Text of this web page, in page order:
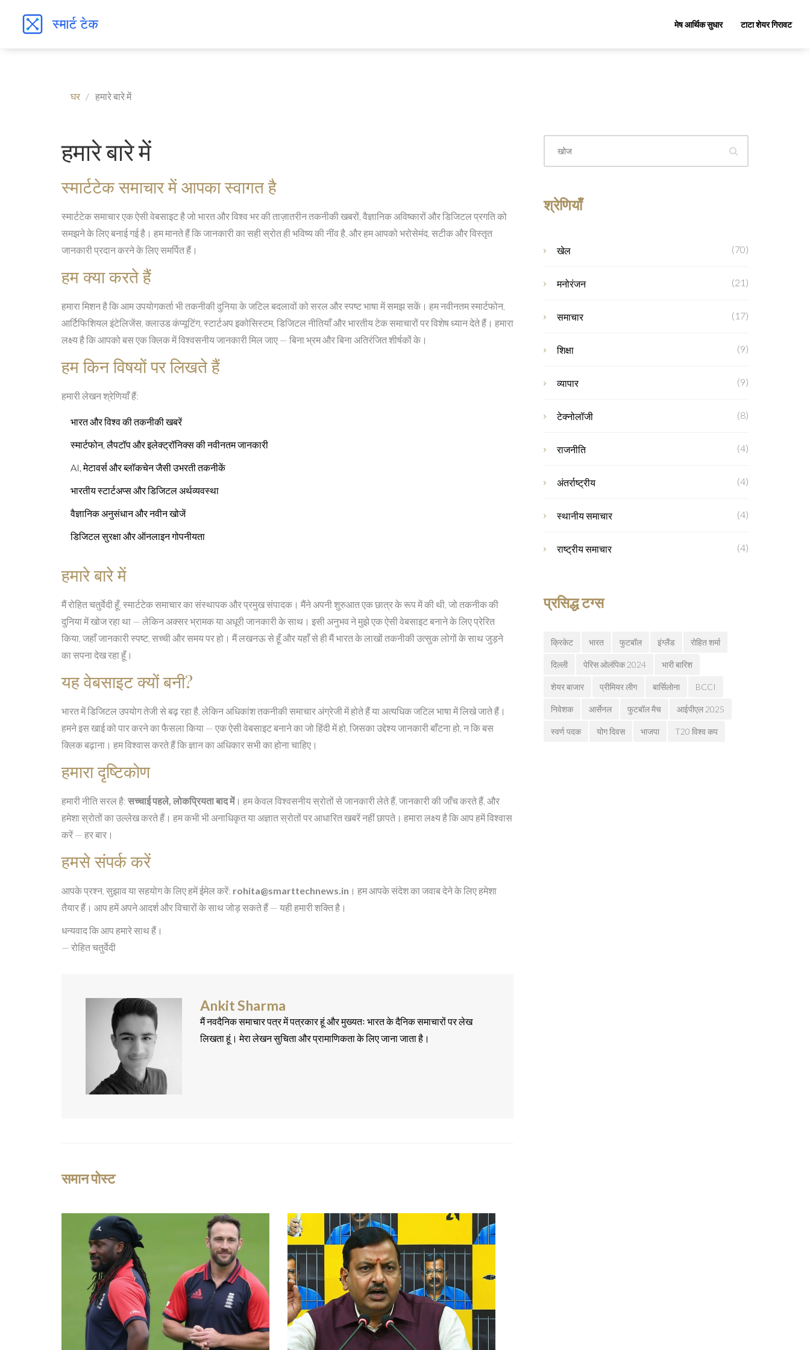
मेष आर्थिक सुधार टाटा शेयर गिरावट
घर हमारे बारे में
हमारे बारे में
स्मार्टटेक समाचार में आपका स्वागत है
स्मार्टटेक समाचार एक ऐसी वेबसाइट है जो भारत और विश्व भर की ताज़ातरीन तकनीकी खबरों, वैज्ञानिक अविष्कारों और डिजिटल प्रगति को
समझने के लिए बनाई गई है। हम मानते हैं कि जानकारी का सही स्रोत ही भविष्य की नींव है, और हम आपको भरोसेमंद, सटीक और विस्तृत
जानकारी प्रदान करने के लिए समर्पित हैं।
हम क्या करते हैं
हमारा मिशन है कि आम उपयोगकर्ता भी तकनीकी दुनिया के जटिल बदलावों को सरल और स्पष्ट भाषा में समझ सकें। हम नवीनतम स्मार्टफोन,
आर्टिफिशियल इंटेलिजेंस, क्लाउड कंप्यूटिंग, स्टार्टअप इकोसिस्टम, डिजिटल नीतियाँ और भारतीय टेक समाचारों पर विशेष ध्यान देते हैं। हमारा
लक्ष्य है कि आपको बस एक क्लिक में विश्वसनीय जानकारी मिल जाए — बिना भ्रम और बिना अतिरंजित शीर्षकों के।
हम किन विषयों पर लिखते हैं
हमारी लेखन श्रेणियाँ हैं:
भारत और विश्व की तकनीकी खबरें
स्मार्टफोन, लैपटॉप और इलेक्ट्रॉनिक्स की नवीनतम जानकारी
AI, मेटावर्स और ब्लॉकचेन जैसी उभरती तकनीकें
भारतीय स्टार्टअप्स और डिजिटल अर्थव्यवस्था
वैज्ञानिक अनुसंधान और नवीन खोजें
डिजिटल सुरक्षा और ऑनलाइन गोपनीयता
हमारे बारे में
मैं रोहित चतुर्वेदी हूँ, स्मार्टटेक समाचार का संस्थापक और प्रमुख संपादक। मैंने अपनी शुरुआत एक छात्र के रूप में की थी, जो तकनीक की
दुनिया में खोज रहा था — लेकिन अक्सर भ्रामक या अधूरी जानकारी के साथ। इसी अनुभव ने मुझे एक ऐसी वेबसाइट बनाने के लिए प्रेरित
किया, जहाँ जानकारी स्पष्ट, सच्ची और समय पर हो। मैं लखनऊ से हूँ और यहाँ से ही मैं भारत के लाखों तकनीकी उत्सुक लोगों के साथ जुड़ने
का सपना देख रहा हूँ।
यह वेबसाइट क्यों बनी?
भारत में डिजिटल उपयोग तेजी से बढ़ रहा है, लेकिन अधिकांश तकनीकी समाचार अंग्रेजी में होते हैं या अत्यधिक जटिल भाषा में लिखे जाते हैं।
हमने इस खाई को पार करने का फैसला किया — एक ऐसी वेबसाइट बनाने का जो हिंदी में हो, जिसका उद्देश्य जानकारी बाँटना हो, न कि बस
क्लिक बढ़ाना। हम विश्वास करते हैं कि ज्ञान का अधिकार सभी का होना चाहिए।
हमारा दृष्टिकोण
हमारी नीति सरल है: सच्चाई पहले, लोकप्रियता बाद में। हम केवल विश्वसनीय स्रोतों से जानकारी लेते हैं, जानकारी की जाँच करते हैं, और
हमेशा स्रोतों का उल्लेख करते हैं। हम कभी भी अनाधिकृत या अज्ञात स्रोतों पर आधारित खबरें नहीं छापते। हमारा लक्ष्य है कि आप हमें विश्वास
करें — हर बार।
हमसे संपर्क करें
आपके प्रश्न, सुझाव या सहयोग के लिए हमें ईमेल करें: rohita@smarttechnews.in । हम आपके संदेश का जवाब देने के लिए हमेशा
तैयार हैं। आप हमें अपने आदर्श और विचारों के साथ जोड़ सकते हैं — यही हमारी शक्ति है।
धन्यवाद कि आप हमारे साथ हैं।
— रोहित चतुर्वेदी
Ankit Sharma
मैं नवदैनिक समाचार पत्र में पत्रकार हूं और मुख्यतः भारत के दैनिक समाचारों पर लेख
लिखता हूं। मेरा लेखन सुचिता और प्रामाणिकता के लिए जाना जाता है।
समान पोस्ट
श्रेणियाँ
खेल (70)
मनोरंजन (21)
समाचार (17)
शिक्षा (9)
व्यापार (9)
टेक्नोलॉजी (8)
राजनीति (4)
अंतर्राष्ट्रीय (4)
स्थानीय समाचार (4)
राष्ट्रीय समाचार (4)
प्रसिद्ध टग्स
क्रिकेट भारत फुटबॉल इंग्लैंड रोहित शर्मा
दिल्ली पेरिस ओलंपिक 2024 भारी बारिश
शेयर बाजार प्रीमियर लीग बार्सिलोना BCCI
निवेशक आर्सेनल फुटबॉल मैच आईपीएल 2025
स्वर्ण पदक योग दिवस भाजपा T20 विश्व कप